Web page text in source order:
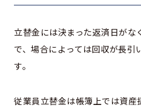
立替金には決まった返済日がな
で、場合によっては回収が長引
す。
従業員立替金は帳簿上では資